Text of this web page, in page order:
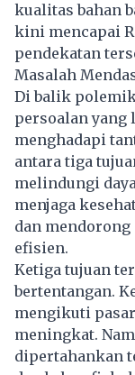
kualitas bahan
kini mencapai
pendekatan
Masalah
Di balik
persoalan yang
menghadapi
antara tiga
melindungi
menjaga
dan
efisien.
Ketiga tujuan
bertentangan.
mengikuti
meningkat.
dipertahankan